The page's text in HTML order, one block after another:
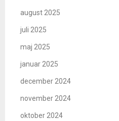
august 2025
juli 2025
maj 2025
januar 2025
december 2024
november 2024
oktober 2024